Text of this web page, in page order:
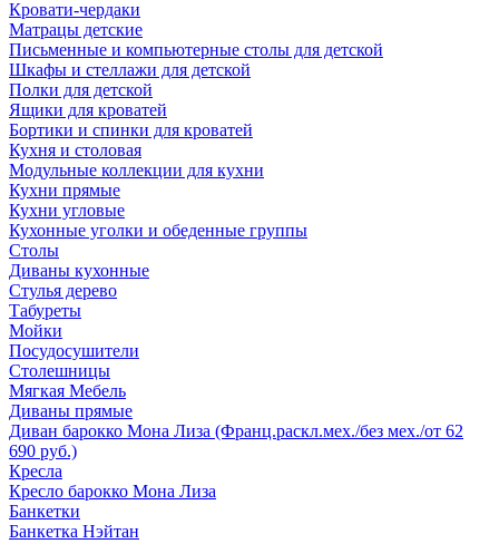
Кровати-чердаки
Матрацы детские
Письменные и компьютерные столы для детской
Шкафы и стеллажи для детской
Полки для детской
Ящики для кроватей
Бортики и спинки для кроватей
Кухня и столовая
Модульные коллекции для кухни
Кухни прямые
Кухни угловые
Кухонные уголки и обеденные группы
Столы
Диваны кухонные
Стулья дерево
Табуреты
Мойки
Посудосушители
Столешницы
Мягкая Мебель
Диваны прямые
Диван барокко Мона Лиза (Франц.раскл.мех./без мех./от 62
690 руб.)
Кресла
Кресло барокко Мона Лиза
Банкетки
Банкетка Нэйтан